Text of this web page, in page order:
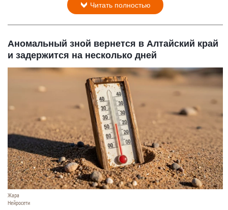
Читать полностью
Аномальный зной вернется в Алтайский край
и задержится на несколько дней
Жара
Нейросети